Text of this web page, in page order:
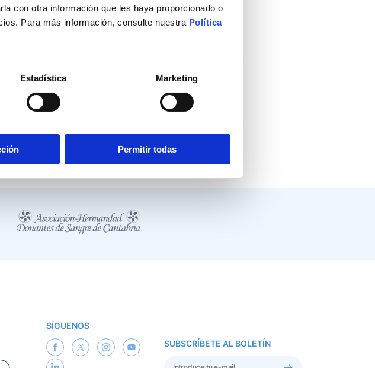
con otra información que les haya proporcionado o
Para más información, consulte nuestra Política
Estadística Marketing
Permitir todas
SÍGUENOS
SUBSCRÍBETE AL BOLETÍN